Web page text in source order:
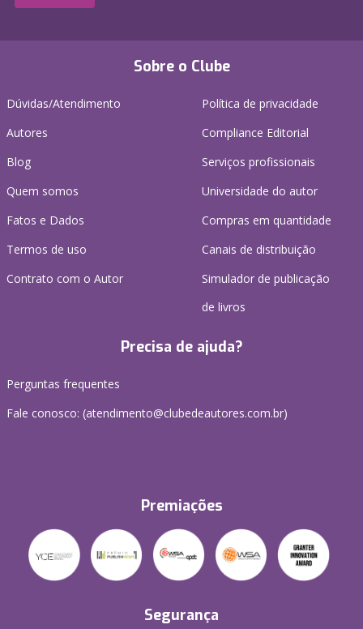
Sobre o Clube
Dúvidas/Atendimento
Autores
Blog
Quem somos
Fatos e Dados
Termos de uso
Contrato com o Autor
Política de privacidade
Compliance Editorial
Serviços profissionais
Universidade do autor
Compras em quantidade
Canais de distribuição
Simulador de publicação
de livros
Precisa de ajuda?
Perguntas frequentes
Fale conosco: (atendimento@clubedeautores.com.br)
Premiações
Segurança